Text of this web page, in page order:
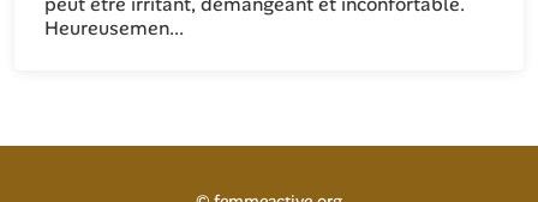
Heureusemen...